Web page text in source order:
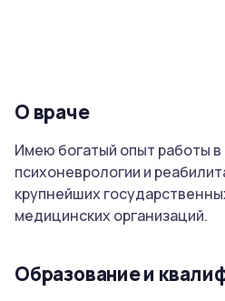
О враче
Имею богатый опыт работы
психоневрологии и
крупнейших
медицинских организаций.
Образование и